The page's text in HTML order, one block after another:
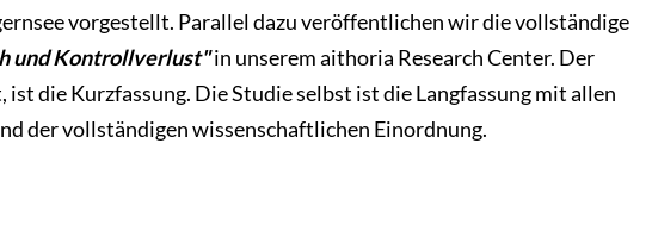
vorgestellt. Parallel dazu veröffentlichen wir die vollständige
und Kontrollverlust"in unserem aithoria Research Center. Der
ist die Kurzfassung. Die Studie selbst ist die Langfassung mit allen
der vollständigen wissenschaftlichen Einordnung.